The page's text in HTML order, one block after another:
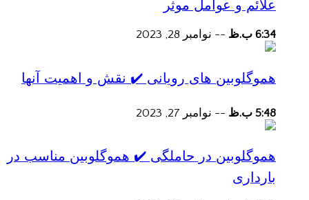
علائم و عوامل موثر
6:34 ب.ظ -- نوامبر 28, 2023
هموگلوبین های رویانی ✔️ نقش و اهمیت آنها
5:48 ب.ظ -- نوامبر 27, 2023
هموگلوبین در حاملگی ✔️ هموگلوبین مناسب در
بارداری